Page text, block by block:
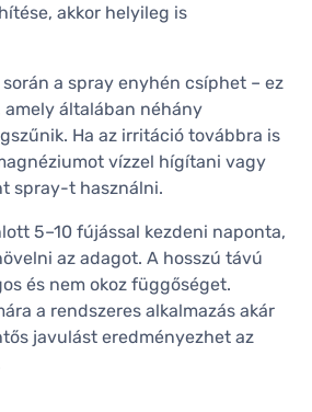
akkor helyileg is
a spray enyhén csíphet – ez
amely általában néhány
Ha az irritáció továbbra is
vízzel hígítani vagy
spray-t használni.
5–10 fújással kezdeni naponta,
az adagot. A hosszú távú
és nem okoz függőséget.
a rendszeres alkalmazás akár
javulást eredményezhet az